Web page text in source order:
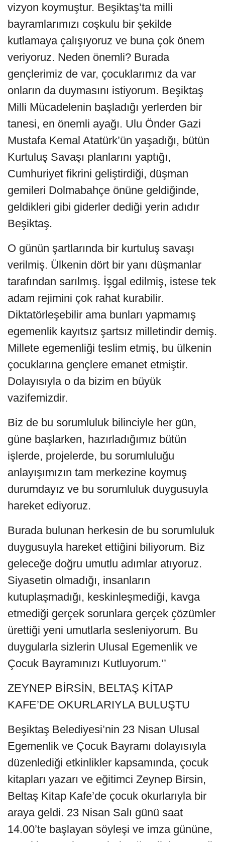
vizyon koymuştur. Beşiktaş’ta milli
bayramlarımızı coşkulu bir şekilde
kutlamaya çalışıyoruz ve buna çok önem
veriyoruz. Neden önemli? Burada
gençlerimiz de var, çocuklarımız da var
onların da duymasını istiyorum. Beşiktaş
Milli Mücadelenin başladığı yerlerden bir
tanesi, en önemli ayağı. Ulu Önder Gazi
Mustafa Kemal Atatürk’ün yaşadığı, bütün
Kurtuluş Savaşı planlarını yaptığı,
Cumhuriyet fikrini geliştirdiği, düşman
gemileri Dolmabahçe önüne geldiğinde,
geldikleri gibi giderler dediği yerin adıdır
Beşiktaş.
O günün şartlarında bir kurtuluş savaşı
verilmiş. Ülkenin dört bir yanı düşmanlar
tarafından sarılmış. İşgal edilmiş, istese tek
adam rejimini çok rahat kurabilir.
Diktatörleşebilir ama bunları yapmamış
egemenlik kayıtsız şartsız milletindir demiş.
Millete egemenliği teslim etmiş, bu ülkenin
çocuklarına gençlere emanet etmiştir.
Dolayısıyla o da bizim en büyük
vazifemizdir.
Biz de bu sorumluluk bilinciyle her gün,
güne başlarken, hazırladığımız bütün
işlerde, projelerde, bu sorumluluğu
anlayışımızın tam merkezine koymuş
durumdayız ve bu sorumluluk duygusuyla
hareket ediyoruz.
Burada bulunan herkesin de bu sorumluluk
duygusuyla hareket ettiğini biliyorum. Biz
geleceğe doğru umutlu adımlar atıyoruz.
Siyasetin olmadığı, insanların
kutuplaşmadığı, keskinleşmediği, kavga
etmediği gerçek sorunlara gerçek çözümler
ürettiği yeni umutlarla sesleniyorum. Bu
duygularla sizlerin Ulusal Egemenlik ve
Çocuk Bayramınızı Kutluyorum.’’
ZEYNEP BİRSİN, BELTAŞ KİTAP
KAFE’DE OKURLARIYLA BULUŞTU
Beşiktaş Belediyesi’nin 23 Nisan Ulusal
Egemenlik ve Çocuk Bayramı dolayısıyla
düzenlediği etkinlikler kapsamında, çocuk
kitapları yazarı ve eğitimci Zeynep Birsin,
Beltaş Kitap Kafe’de çocuk okurlarıyla bir
araya geldi. 23 Nisan Salı günü saat
14.00’te başlayan söyleşi ve imza gününe,